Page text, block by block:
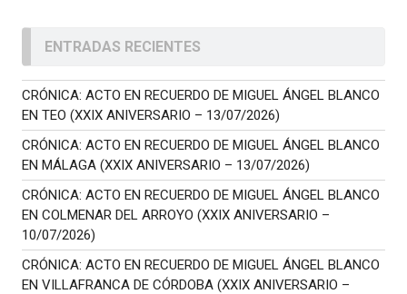
ENTRADAS RECIENTES
CRÓNICA: ACTO EN RECUERDO DE MIGUEL ÁNGEL BLANCO
EN TEO (XXIX ANIVERSARIO – 13/07/2026)
CRÓNICA: ACTO EN RECUERDO DE MIGUEL ÁNGEL BLANCO
EN MÁLAGA (XXIX ANIVERSARIO – 13/07/2026)
CRÓNICA: ACTO EN RECUERDO DE MIGUEL ÁNGEL BLANCO
EN COLMENAR DEL ARROYO (XXIX ANIVERSARIO –
10/07/2026)
CRÓNICA: ACTO EN RECUERDO DE MIGUEL ÁNGEL BLANCO
EN VILLAFRANCA DE CÓRDOBA (XXIX ANIVERSARIO –